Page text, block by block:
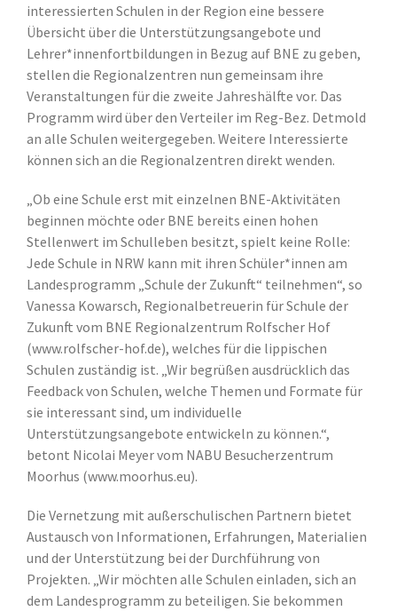
interessierten Schulen in der Region eine bessere
Übersicht über die Unterstützungsangebote und
Lehrer*innenfortbildungen in Bezug auf BNE zu geben,
stellen die Regionalzentren nun gemeinsam ihre
Veranstaltungen für die zweite Jahreshälfte vor. Das
Programm wird über den Verteiler im Reg-Bez. Detmold
an alle Schulen weitergegeben. Weitere Interessierte
können sich an die Regionalzentren direkt wenden.
„Ob eine Schule erst mit einzelnen BNE-Aktivitäten
beginnen möchte oder BNE bereits einen hohen
Stellenwert im Schulleben besitzt, spielt keine Rolle:
Jede Schule in NRW kann mit ihren Schüler*innen am
Landesprogramm „Schule der Zukunft“ teilnehmen“, so
Vanessa Kowarsch, Regionalbetreuerin für Schule der
Zukunft vom BNE Regionalzentrum Rolfscher Hof
(www.rolfscher-hof.de), welches für die lippischen
Schulen zuständig ist. „Wir begrüßen ausdrücklich das
Feedback von Schulen, welche Themen und Formate für
sie interessant sind, um individuelle
Unterstützungsangebote entwickeln zu können.“,
betont Nicolai Meyer vom NABU Besucherzentrum
Moorhus (www.moorhus.eu).
Die Vernetzung mit außerschulischen Partnern bietet
Austausch von Informationen, Erfahrungen, Materialien
und der Unterstützung bei der Durchführung von
Projekten. „Wir möchten alle Schulen einladen, sich an
dem Landesprogramm zu beteiligen. Sie bekommen